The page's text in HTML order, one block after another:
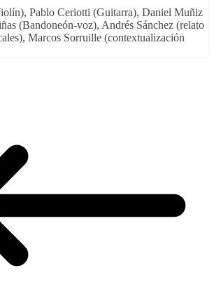
Pablo Ceriotti (Guitarra), Daniel Muñiz
(Bandoneón-voz), Andrés Sánchez (relato
Marcos Sorruille (contextualización